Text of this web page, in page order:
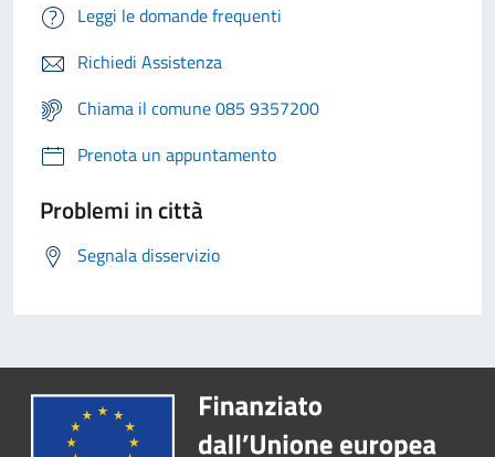
Leggi le domande frequenti
Richiedi Assistenza
Chiama il comune 085 9357200
Prenota un appuntamento
Problemi in città
Segnala disservizio